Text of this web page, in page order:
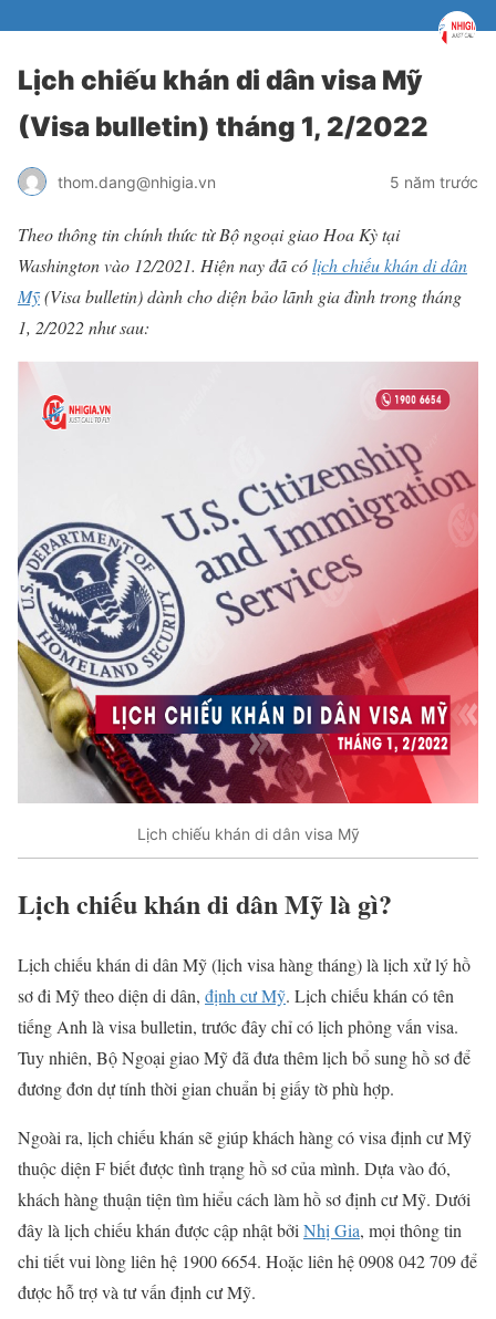
Lịch chiếu khán di dân visa Mỹ
(Visa bulletin) tháng 1, 2/2022
thom.dang@nhigia.vn 5 năm trước
Theo thông tin chính thức từ Bộ ngoại giao Hoa Kỳ tại
Washington vào 12/2021. Hiện nay đã cólịch chiếu khán di dân
Mỹ(Visa bulletin) dành cho diện bảo lãnh gia đình trong tháng
1, 2/2022 như sau:
Lịch chiếu khán di dân visa Mỹ
Lịch chiếu khán di dân Mỹ là gì?
Lịch chiếu khán di dân Mỹ (lịch visa hàng tháng) là lịch xử lý hồ
sơ đi Mỹ theo diện di dân, định cư Mỹ. Lịch chiếu khán có tên
tiếng Anh là visa bulletin, trước đây chỉ có lịch phỏng vấn visa.
Tuy nhiên, Bộ Ngoại giao Mỹ đã đưa thêm lịch bổ sung hồ sơ để
đương đơn dự tính thời gian chuẩn bị giấy tờ phù hợp.
Ngoài ra, lịch chiếu khán sẽ giúp khách hàng có visa định cư Mỹ
thuộc diện F biết được tình trạng hồ sơ của mình. Dựa vào đó,
khách hàng thuận tiện tìm hiểu cách làm hồ sơ định cư Mỹ. Dưới
đây là lịch chiếu khán được cập nhật bởi Nhị Gia, mọi thông tin
chi tiết vui lòng liên hệ 1900 6654. Hoặc liên hệ 0908 042 709 để
được hỗ trợ và tư vấn định cư Mỹ.